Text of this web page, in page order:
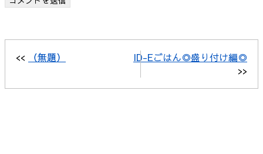
<< （無題）
ID-Eごはん◎盛り付け編◎
>>